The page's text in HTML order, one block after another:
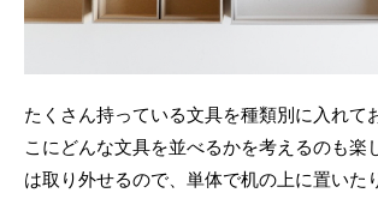
たくさん持っている文具を種類別に入れて
こにどんな文具を並べるかを考えるのも楽
は取り外せるので、単体で机の上に置いた